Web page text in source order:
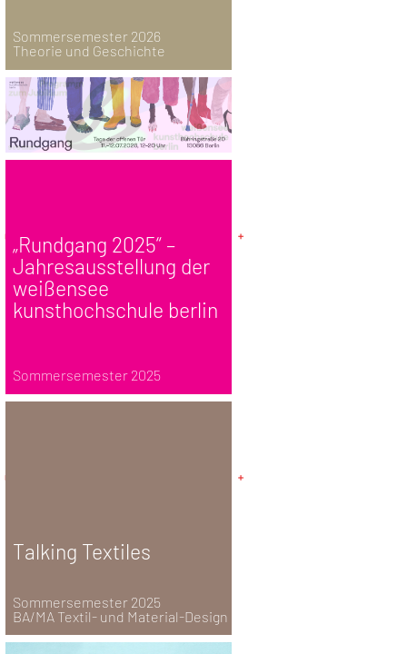
Sommersemester 2026
Theorie und Geschichte
„Rundgang 2025“ –
Jahresausstellung der
weißensee
kunsthochschule berlin
Sommersemester 2025
Talking Textiles
Sommersemester 2025
BA/MA Textil- und Material-Design